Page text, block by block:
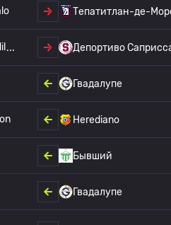
Тепатитлан-де-
Депортиво
Гвадалупе
Herediano
Бывший
Гвадалупе